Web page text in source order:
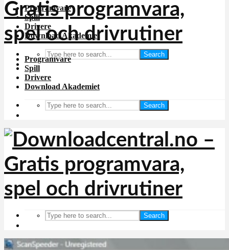
Programvare
Spill
Drivere
Download Akademiet
Search
Programvare
Spill
Drivere
Download Akademiet
Search
Search